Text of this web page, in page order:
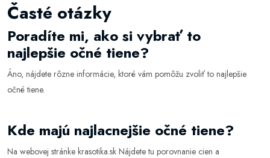
Časté otázky
Poradíte mi, ako si vybrať to
najlepšie očné tiene?
Áno, nájdete rôzne informácie, ktoré vám pomôžu zvoliť to najlepšie
očné tiene.
Kde majú najlacnejšie očné tiene?
Na webovej stránke krasotika.sk Nájdete tu porovnanie cien a